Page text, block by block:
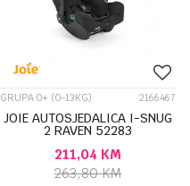
GRUPA 0+ (0-13KG) 2166467
JOIE AUTOSJEDALICA I-SNUG
2 RAVEN 52283
211,04 KM
263,80KM